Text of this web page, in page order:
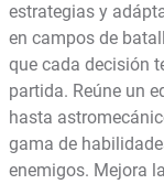
estrategias y
en campos de
que cada decisión
partida. Reúne un
hasta
gama de
enemigos. Mejora